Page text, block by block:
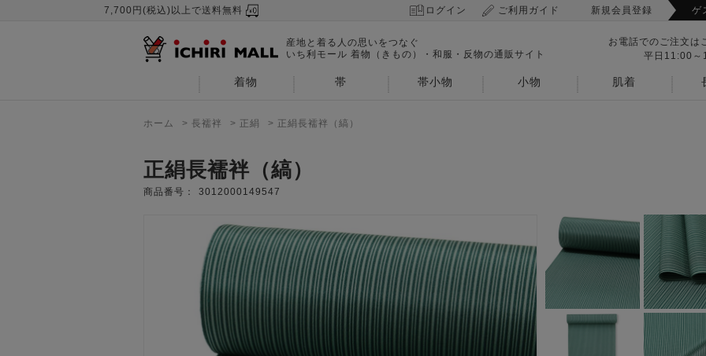
7,700円(税込)以上で送料無料 ログイン ご利用ガイド 新規会員登録 ゲ
産地と着る人の思いをつなぐ
いち利モール 着物（きもの）・和服・反物の通販サイト
お電話でのご注文は
平日11:00～
着物 帯 帯小物 小物 肌着
ホーム > 長襦袢 > 正絹 > 正絹長襦袢（縞）
正絹長襦袢（縞）
商品番号： 3012000149547